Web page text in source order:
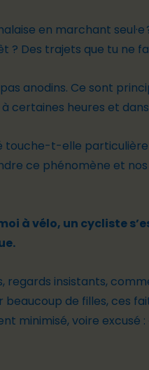
en marchant
? Des trajets que tu ne
anodins. Ce sont
certaines heures et
t-elle
ce phénomène et
à vélo, un cycliste
regards insistants,
beaucoup de filles, ces
minimisé, voire excusé